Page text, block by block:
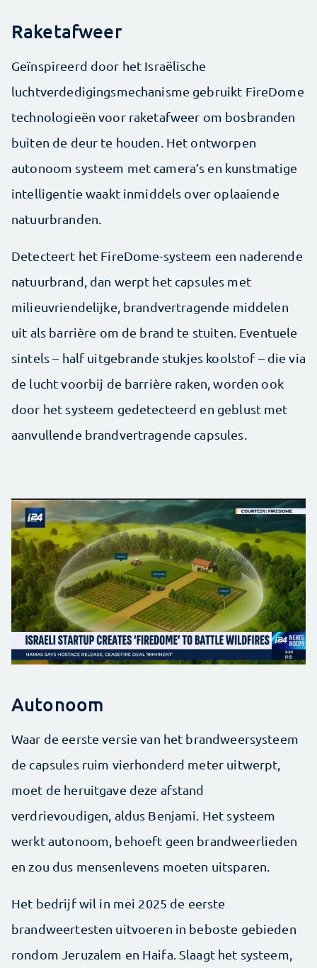
Raketafweer
Geïnspireerd door het Israëlische
luchtverdedigingsmechanisme gebruikt FireDome
technologieën voor raketafweer om bosbranden
buiten de deur te houden. Het ontworpen
autonoom systeem met camera’s en kunstmatige
intelligentie waakt inmiddels over oplaaiende
natuurbranden.
Detecteert het FireDome-systeem een naderende
natuurbrand, dan werpt het capsules met
milieuvriendelijke, brandvertragende middelen
uit als barrière om de brand te stuiten. Eventuele
sintels – half uitgebrande stukjes koolstof – die via
de lucht voorbij de barrière raken, worden ook
door het systeem gedetecteerd en geblust met
aanvullende brandvertragende capsules.
Autonoom
Waar de eerste versie van het brandweersysteem
de capsules ruim vierhonderd meter uitwerpt,
moet de heruitgave deze afstand
verdrievoudigen, aldus Benjami. Het systeem
werkt autonoom, behoeft geen brandweerlieden
en zou dus mensenlevens moeten uitsparen.
Het bedrijf wil in mei 2025 de eerste
brandweertesten uitvoeren in beboste gebieden
rondom Jeruzalem en Haifa. Slaagt het systeem,